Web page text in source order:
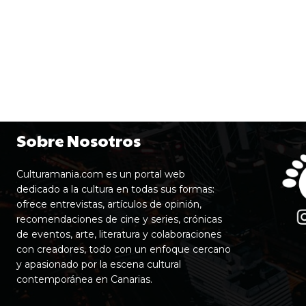
Sobre Nosotros
Culturamania.com es un portal web
dedicado a la cultura en todas sus formas:
ofrece entrevistas, artículos de opinión,
recomendaciones de cine y series, crónicas
de eventos, arte, literatura y colaboraciones
con creadores, todo con un enfoque cercano
y apasionado por la escena cultural
contemporánea en Canarias.